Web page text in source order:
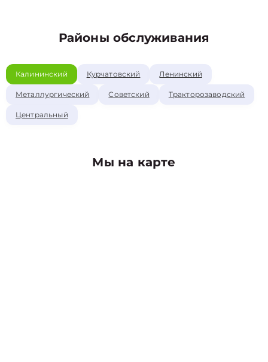
Районы обслуживания
Калининский Курчатовский Ленинский
Металлургический Советский Тракторозаводский
Центральный
Мы на карте